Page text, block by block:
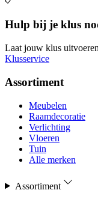
Hulp bij je klus
Laat jouw klus
Klusservice
Assortiment
Meubelen
Raamdecoratie
Verlichting
Vloeren
Tuin
Alle merken
Assortiment